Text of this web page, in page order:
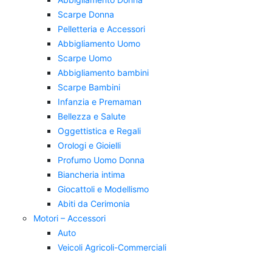
Scarpe Donna
Pelletteria e Accessori
Abbigliamento Uomo
Scarpe Uomo
Abbigliamento bambini
Scarpe Bambini
Infanzia e Premaman
Bellezza e Salute
Oggettistica e Regali
Orologi e Gioielli
Profumo Uomo Donna
Biancheria intima
Giocattoli e Modellismo
Abiti da Cerimonia
Motori – Accessori
Auto
Veicoli Agricoli-Commerciali